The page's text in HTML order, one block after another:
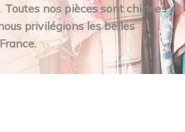
Toutes nos pièces sont chinées
privilégions les belles